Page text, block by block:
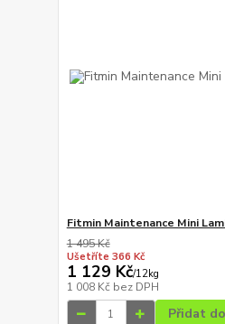
Fitmin Maintenance Mini
1 495 Kč
Ušetříte 366 Kč
1 129 Kč/12kg
1 008 Kč bez DPH
Přidat